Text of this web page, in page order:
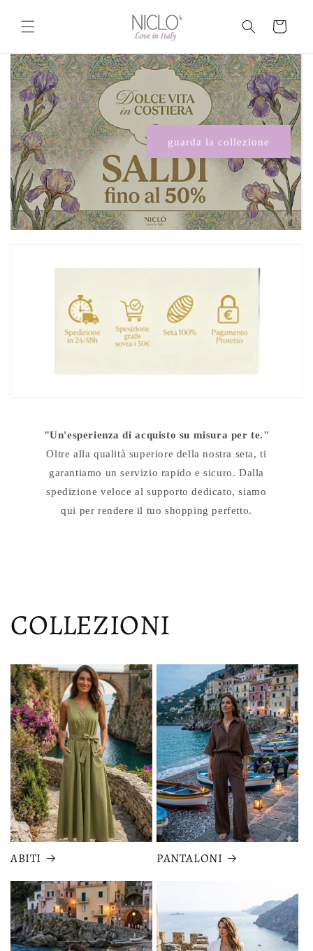
ai contenuti
Carrello
Una storia mediterranea
il percorso di un brand italiano
scopri la nostra storia
"Un'esperienza di acquisto su misura per te."
Oltre alla qualità superiore della nostra seta, ti
garantiamo un servizio rapido e sicuro. Dalla
spedizione veloce al supporto dedicato, siamo
qui per rendere il tuo shopping perfetto.
COLLEZIONI
ABITI PANTALONI